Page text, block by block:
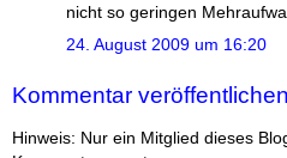
nicht so geringen
24. August 2009 um 16:20
Kommentar veröffentlichen
Hinweis: Nur ein Mitglied dieses